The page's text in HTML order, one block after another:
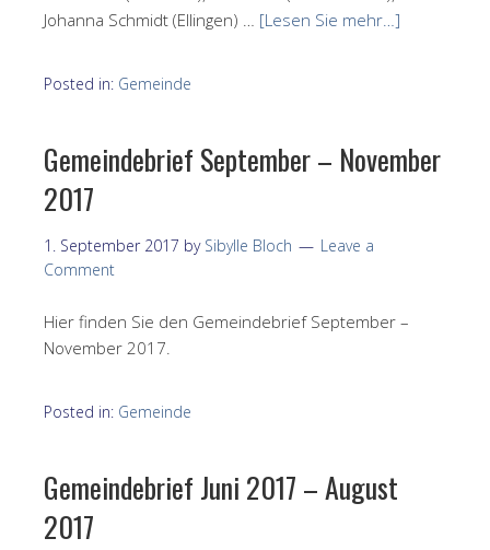
Johanna Schmidt (Ellingen) … [Lesen Sie mehr…]
Posted in: Gemeinde
Gemeindebrief September – November
2017
1. September 2017 by Sibylle Bloch
Leave a
Comment
Hier finden Sie den Gemeindebrief September –
November 2017.
Posted in: Gemeinde
Gemeindebrief Juni 2017 – August
2017